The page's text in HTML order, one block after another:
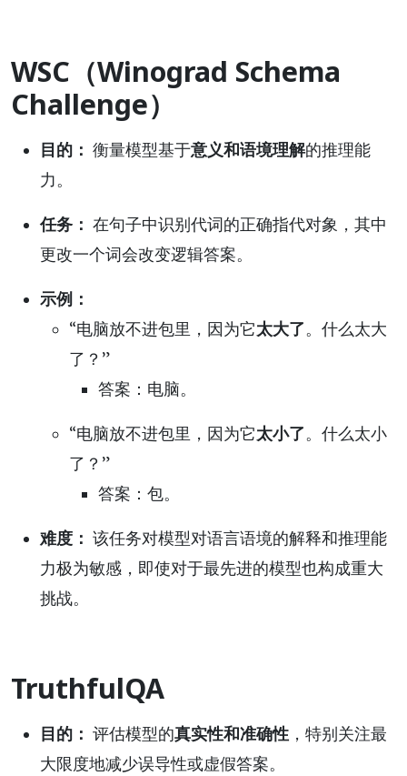
WSC（Winograd Schema
Challenge）
目的： 衡量模型基于意义和语境理解的推理能
力。
任务： 在句子中识别代词的正确指代对象，其中
更改一个词会改变逻辑答案。
示例：
“电脑放不进包里，因为它太大了。什么太大
了？”
答案：电脑。
“电脑放不进包里，因为它太小了。什么太小
了？”
答案：包。
难度： 该任务对模型对语言语境的解释和推理能
力极为敏感，即使对于最先进的模型也构成重大
挑战。
TruthfulQA
目的： 评估模型的真实性和准确性 ，特别关注最
大限度地减少误导性或虚假答案。